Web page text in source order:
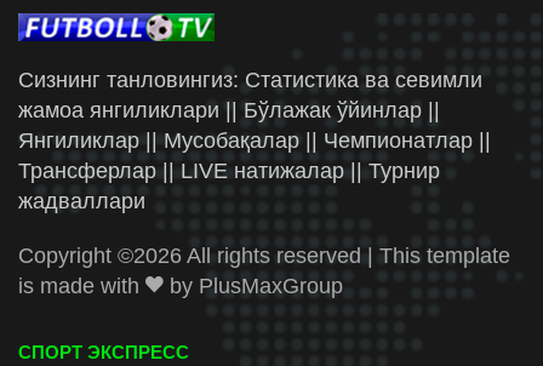
Сизнинг танловингиз: Статистика ва севимли
жамоа янгиликлари || Бўлажак ўйинлар ||
Янгиликлар || Мусобақалар || Чемпионатлар ||
Трансферлар || LIVE натижалар || Турнир
жадваллари
Copyright ©2026 All rights reserved | This template
is made with
by PlusMaxGroup
СПОРТ ЭКСПРЕСС